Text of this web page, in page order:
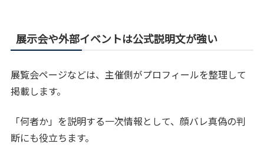
展示会や外部イベントは公式説明文が強い
展覧会ページなどは、主催側がプロフィールを整理して
掲載します。
「何者か」を説明する一次情報として、顔バレ真偽の判
断にも役立ちます。